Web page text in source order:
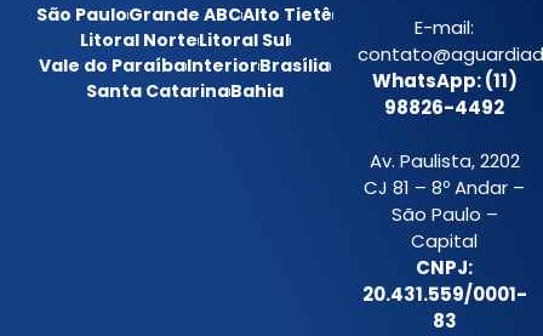
São PauloGrande ABCAlto Tietê
Litoral NorteLitoral Sul
Vale do ParaíbaInteriorBrasília
Santa CatarinaBahia
E-mail:
WhatsApp: (11)
98826-4492
Av. Paulista, 2202
CJ 81 – 8º Andar –
São Paulo –
Capital
CNPJ:
20.431.559/0001-
83